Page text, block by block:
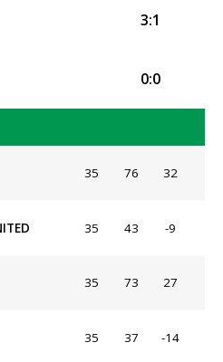
3:1
0:0
35 76 32
35 43 -9
35 73 27
35 37 -14